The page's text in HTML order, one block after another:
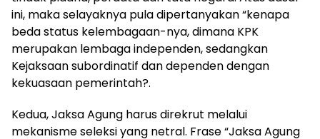
ini, maka selayaknya pula dipertanyakan “kenapa
beda status kelembagaan-nya, dimana KPK
merupakan lembaga independen, sedangkan
Kejaksaan subordinatif dan dependen dengan
kekuasaan pemerintah?.
Kedua, Jaksa Agung harus direkrut melalui
mekanisme seleksi yang netral. Frase “Jaksa Agung